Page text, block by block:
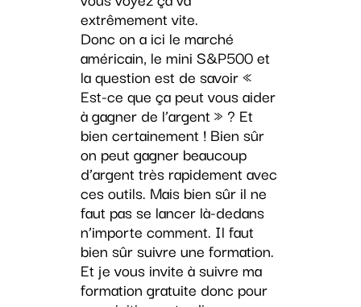
extrêmement vite.
Donc on a ici le marché
américain, le mini S&P500 et
la question est de savoir «
Est-ce que ça peut vous aider
à gagner de l’argent » ? Et
bien certainement ! Bien sûr
on peut gagner beaucoup
d’argent très rapidement avec
ces outils. Mais bien sûr il ne
faut pas se lancer là-dedans
n’importe comment. Il faut
bien sûr suivre une formation.
Et je vous invite à suivre ma
formation gratuite donc pour